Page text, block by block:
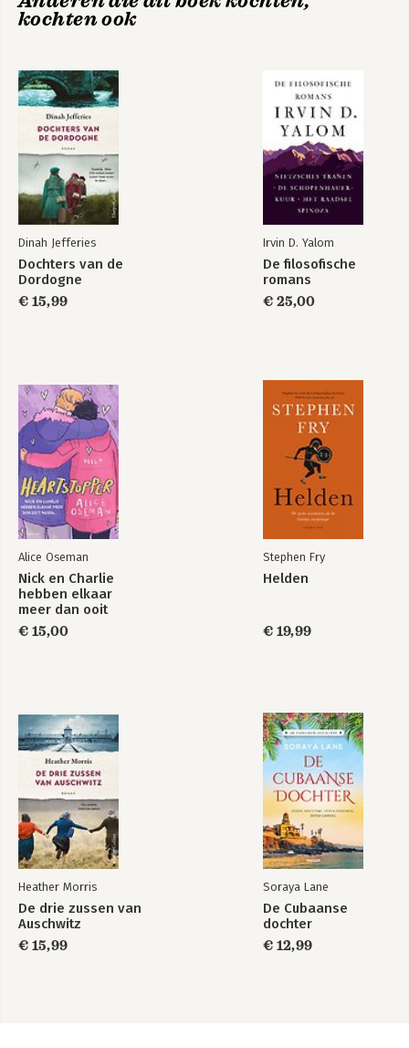
Nacht
Bekijk alle boeken
kochten ook
Dinah Jefferies
Dochters van de
Dordogne
€ 15,99
Irvin D. Yalom
De filosofische
romans
€ 25,00
Alice Oseman
Nick en Charlie
hebben elkaar
meer dan ooit
nodig…
€ 15,00
Stephen Fry
Helden
€ 19,99
Heather Morris
De drie zussen van
Auschwitz
€ 15,99
Soraya Lane
De Cubaanse
dochter
€ 12,99